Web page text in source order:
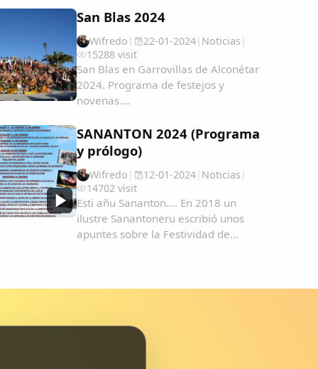
Filipinas, una aproximación
AmeÃ&#140;&#129;rica-y-Filipinas-
una...
San Blas 2024
Wifredo | 22-01-2024| Noticias |
15288 visit
San Blas en Garrovillas de Alconétar
2024. Programa de festejos y
novenas....
SANANTON 2024 (Programa
y prólogo)
Wifredo | 12-01-2024| Noticias |
14702 visit
Esti añu Sananton.... En 2018 un
ilustre Sanantoneru escribió unos
apuntes sobre la Festividad de